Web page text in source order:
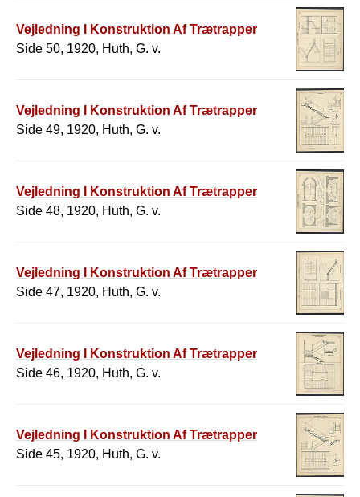
Vejledning I Konstruktion Af Trætrapper
Side 50, 1920, Huth, G. v.
Vejledning I Konstruktion Af Trætrapper
Side 49, 1920, Huth, G. v.
Vejledning I Konstruktion Af Trætrapper
Side 48, 1920, Huth, G. v.
Vejledning I Konstruktion Af Trætrapper
Side 47, 1920, Huth, G. v.
Vejledning I Konstruktion Af Trætrapper
Side 46, 1920, Huth, G. v.
Vejledning I Konstruktion Af Trætrapper
Side 45, 1920, Huth, G. v.